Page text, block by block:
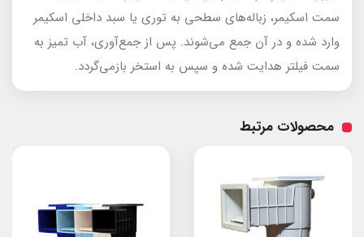
سمت اسکیمر، زباله‌های سطحی به توری یا سبد داخلی اسکیمر
وارد شده و در آن جمع می‌شوند. پس از جمع‌آوری، آب تمیز به
سمت فیلتر هدایت شده و سپس به استخر بازمی‌گردد.
محصولات مرتبط